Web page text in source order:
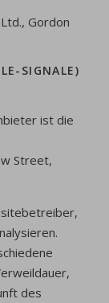
Gordon
SIGNALE)
ist die
Street,
des